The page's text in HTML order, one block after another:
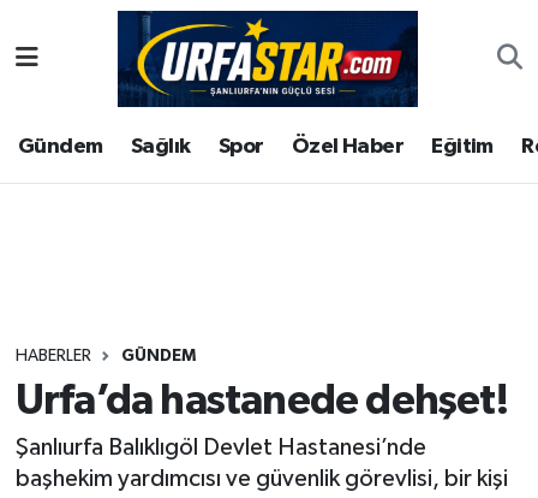
Gündem Sağlık Spor Özel Haber Eğitim
HABERLER GÜNDEM
Urfa’da hastanede dehşet!
Şanlıurfa Balıklıgöl Devlet Hastanesi’nde
başhekim yardımcısı ve güvenlik görevlisi, bir kişi
ASAYİS
ÇEVRE
Gündem
Kültür
Şanlıurfa Nöbetçi Eczaneler
Şanlıurfa Hava Durumu
Tüm Manşetler
Son Dakika Haberleri